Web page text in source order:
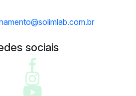
sociais